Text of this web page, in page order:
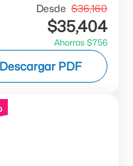
únicas
Desde $36,160
$35,404
Ahorras $756
Descargar PDF